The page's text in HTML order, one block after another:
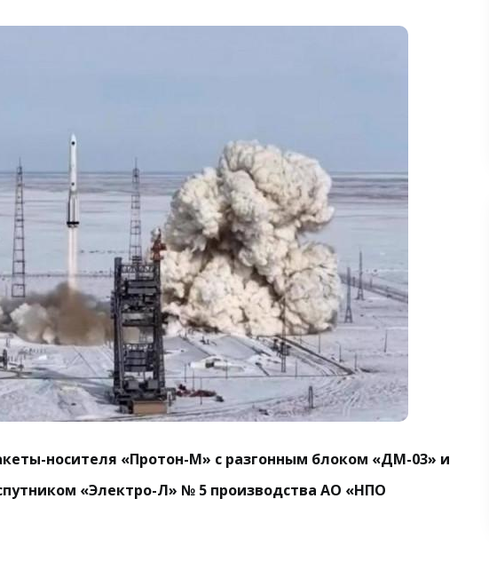
носителя «Протон-М» с разгонным блоком «ДМ-03» и
«Электро-Л» № 5 производства АО «НПО